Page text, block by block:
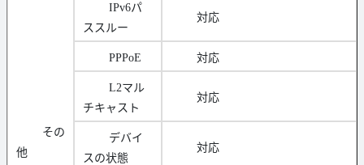
その
他
IPv6パ
ススルー
対応
PPPoE 対応
L2マル
チキャスト
対応
デバイ
スの状態
対応